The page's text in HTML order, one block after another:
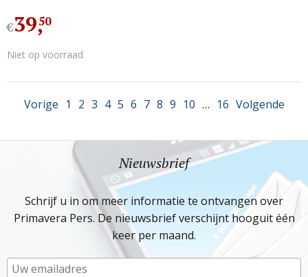
€39,
50
Niet op voorraad
Vorige 1 2 3 4 5 6 7 8 9 10 … 16 Volgende
Nieuwsbrief
Schrijf u in om meer informatie te ontvangen over
Primavera Pers. De nieuwsbrief verschijnt hooguit één
keer per maand.